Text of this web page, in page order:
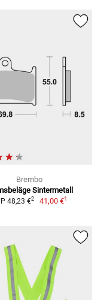
Brembo
Sintermetall
48,23 €2 41,00 €1